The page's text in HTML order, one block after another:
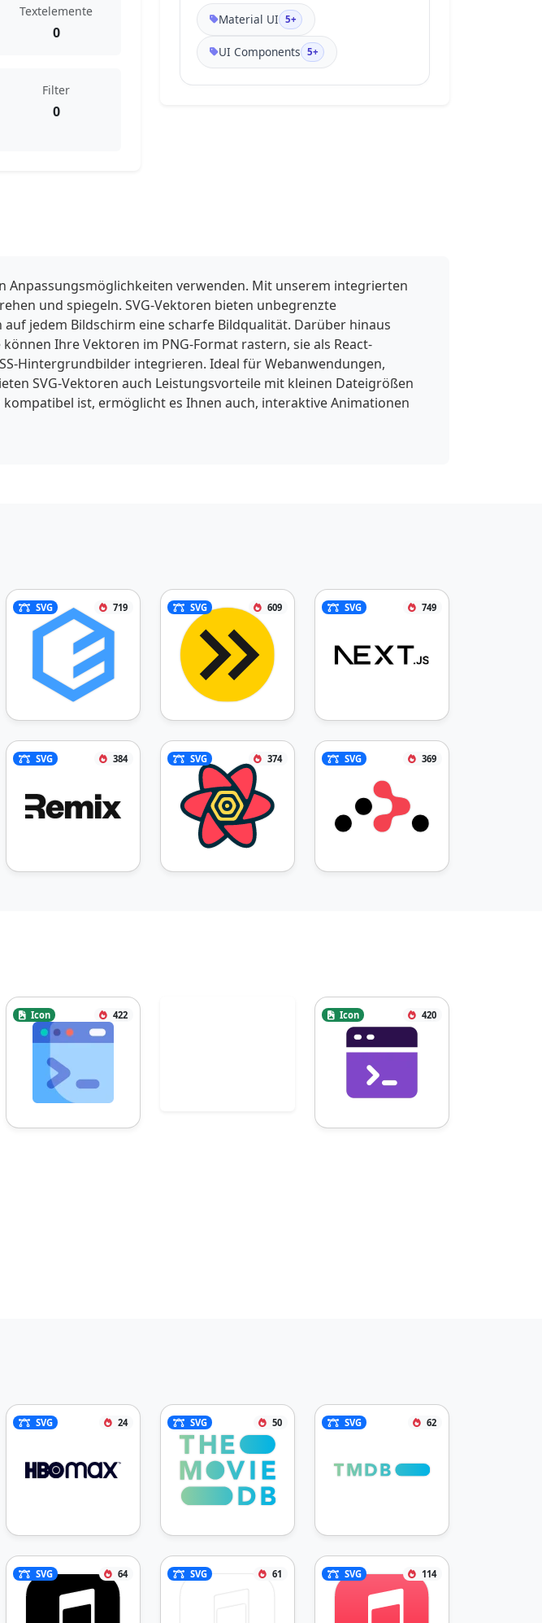
Textelemente
0
Filter
0
Material UI 5+
UI Components 5+
Anpassungsmöglichkeiten verwenden. Mit unserem integrierten
und spiegeln. SVG-Vektoren bieten unbegrenzte
jedem Bildschirm eine scharfe Bildqualität. Darüber hinaus
Ihre Vektoren im PNG-Format rastern, sie als React-
Hintergrundbilder integrieren. Ideal für Webanwendungen,
SVG-Vektoren auch Leistungsvorteile mit kleinen Dateigrößen
ist, ermöglicht es Ihnen auch, interaktive Animationen
SVG 719 SVG 609 SVG 749
SVG 384 SVG 374 SVG 369
Icon 422 Icon 420
SVG 24 SVG 50 SVG 62
SVG 64 SVG 61 SVG 114